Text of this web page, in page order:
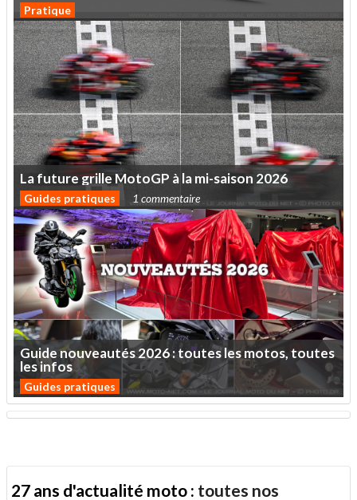
Pratique
Lafuturegrille MotoGP àlami-saison 2026
Guides pratiques 1 commentaire
Guidenouveautés2026:touteslesmotos,toutes
lesinfos
Guides pratiques
27 ans d'actualité moto : toutes nos